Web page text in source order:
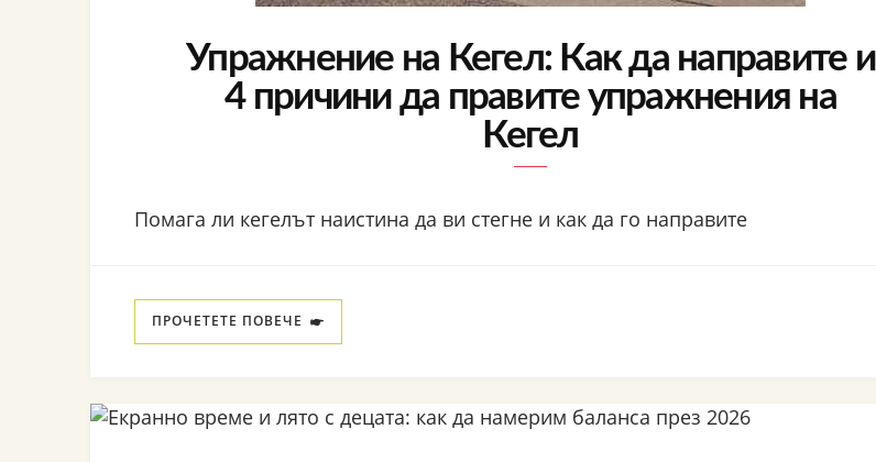
Упражнение на Кегел: Как да направите и
4 причини да правите упражнения на
Кегел
Помага ли кегелът наистина да ви стегне и как да го направите
ПРОЧЕТЕТЕ ПОВЕЧЕ